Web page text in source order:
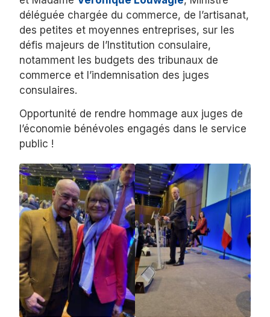
déléguée chargée du commerce, de l’artisanat,
des petites et moyennes entreprises, sur les
défis majeurs de l’Institution consulaire,
notamment les budgets des tribunaux de
commerce et l’indemnisation des juges
consulaires.
Opportunité de rendre hommage aux juges de
l’économie bénévoles engagés dans le service
public !